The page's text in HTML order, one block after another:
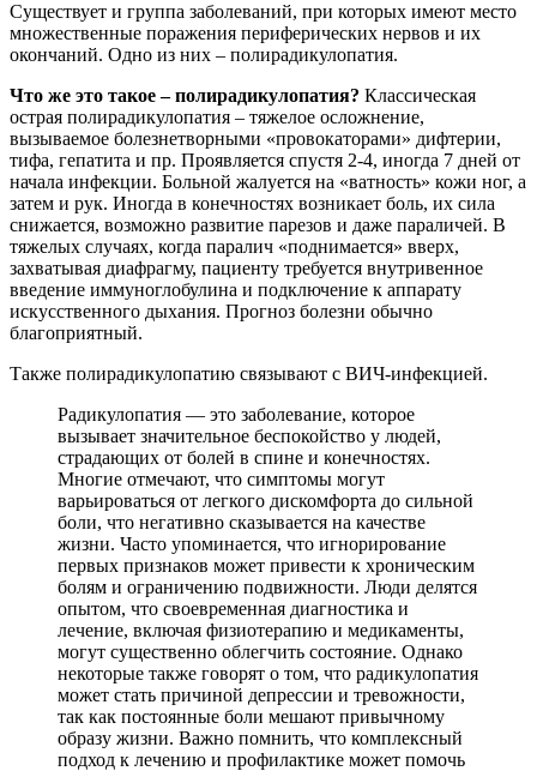
Существует и группа заболеваний, при которых имеют место
множественные поражения периферических нервов и их
окончаний. Одно из них – полирадикулопатия.
Что же это такое – полирадикулопатия? Классическая
острая полирадикулопатия – тяжелое осложнение,
вызываемое болезнетворными «провокаторами» дифтерии,
тифа, гепатита и пр. Проявляется спустя 2-4, иногда 7 дней от
начала инфекции. Больной жалуется на «ватность» кожи ног, а
затем и рук. Иногда в конечностях возникает боль, их сила
снижается, возможно развитие парезов и даже параличей. В
тяжелых случаях, когда паралич «поднимается» вверх,
захватывая диафрагму, пациенту требуется внутривенное
введение иммуноглобулина и подключение к аппарату
искусственного дыхания. Прогноз болезни обычно
благоприятный.
Также полирадикулопатию связывают с ВИЧ-инфекцией.
Радикулопатия — это заболевание, которое
вызывает значительное беспокойство у людей,
страдающих от болей в спине и конечностях.
Многие отмечают, что симптомы могут
варьироваться от легкого дискомфорта до сильной
боли, что негативно сказывается на качестве
жизни. Часто упоминается, что игнорирование
первых признаков может привести к хроническим
болям и ограничению подвижности. Люди делятся
опытом, что своевременная диагностика и
лечение, включая физиотерапию и медикаменты,
могут существенно облегчить состояние. Однако
некоторые также говорят о том, что радикулопатия
может стать причиной депрессии и тревожности,
так как постоянные боли мешают привычному
образу жизни. Важно помнить, что комплексный
подход к лечению и профилактике может помочь